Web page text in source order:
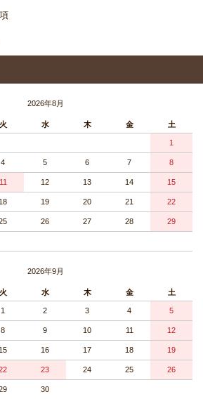
2026年8月
火 水 木 金 土
1
4 5 6 7 8
11 12 13 14 15
18 19 20 21 22
26 27 28 29
2026年9月
火 水 木 金 土
1 2 3 4 5
8 9 10 11 12
15 16 17 18 19
23 24 25 26
30